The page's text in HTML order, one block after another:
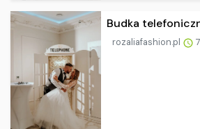
Budka
rozaliafashion.pl